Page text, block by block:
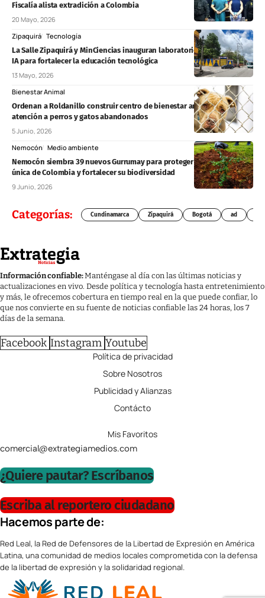
Fiscalía alista extradición a Colombia
20 Mayo, 2026
Zipaquirá Tecnología
La Salle Zipaquirá y MinCiencias inauguran laboratorio de robótica e
IA para fortalecer la educación tecnológica
13 Mayo, 2026
Bienestar Animal
Ordenan a Roldanillo construir centro de bienestar animal y fortalecer
atención a perros y gatos abandonados
5 Junio, 2026
Nemocón Medio ambiente
Nemocón siembra 39 nuevos Gurrumay para proteger una especie
única de Colombia y fortalecer su biodiversidad
9 Junio, 2026
Categorías: Cundinamarca Zipaquirá Bogotá ad
Información confiable:Manténgase al día con las últimas noticias y
actualizaciones en vivo. Desde política y tecnología hasta entretenimiento
y más, le ofrecemos cobertura en tiempo real en la que puede confiar, lo
que nos convierte en su fuente de noticias confiable las 24 horas, los 7
días de la semana.
Facebook Instagram Youtube
Política de privacidad
Sobre Nosotros
Publicidad y Alianzas
Contácto
Mis Favoritos
comercial@extrategiamedios.com
¿Quiere pautar? Escríbanos
Escriba al reportero ciudadano
Hacemos parte de:
Red Leal, la Red de Defensores de la Libertad de Expresión en América
Latina, una comunidad de medios locales comprometida con la defensa
de la libertad de expresión y la solidaridad regional.